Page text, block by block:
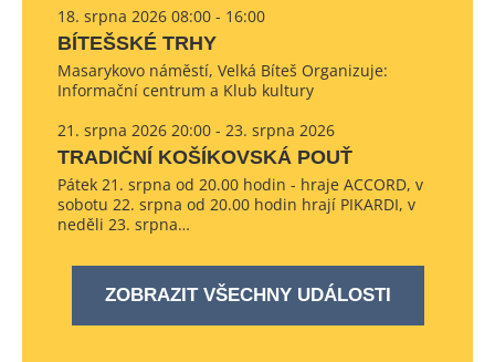
18. srpna 2026 08:00 - 16:00
BÍTEŠSKÉ TRHY
Masarykovo náměstí, Velká Bíteš Organizuje:
Informační centrum a Klub kultury
21. srpna 2026 20:00 - 23. srpna 2026
TRADIČNÍ KOŠÍKOVSKÁ POUŤ
Pátek 21. srpna od 20.00 hodin - hraje ACCORD, v
sobotu 22. srpna od 20.00 hodin hrají PIKARDI, v
neděli 23. srpna…
ZOBRAZIT VŠECHNY UDÁLOSTI